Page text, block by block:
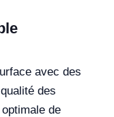
avec des
des
de